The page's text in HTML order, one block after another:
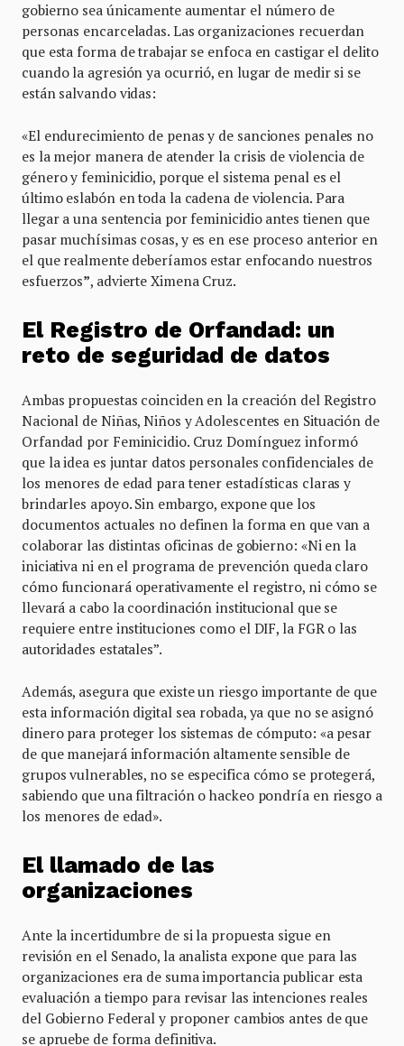
gobierno sea únicamente aumentar el número de
personas encarceladas. Las organizaciones recuerdan
que esta forma de trabajar se enfoca en castigar el delito
cuando la agresión ya ocurrió, en lugar de medir si se
están salvando vidas:
«El endurecimiento de penas y de sanciones penales no
es la mejor manera de atender la crisis de violencia de
género y feminicidio, porque el sistema penal es el
último eslabón en toda la cadena de violencia. Para
llegar a una sentencia por feminicidio antes tienen que
pasar muchísimas cosas, y es en ese proceso anterior en
el que realmente deberíamos estar enfocando nuestros
esfuerzos”, advierte Ximena Cruz.
El Registro de Orfandad: un
reto de seguridad de datos
Ambas propuestas coinciden en la creación del Registro
Nacional de Niñas, Niños y Adolescentes en Situación de
Orfandad por Feminicidio. Cruz Domínguez informó
que la idea es juntar datos personales confidenciales de
los menores de edad para tener estadísticas claras y
brindarles apoyo. Sin embargo, expone que los
documentos actuales no definen la forma en que van a
colaborar las distintas oficinas de gobierno: «Ni en la
iniciativa ni en el programa de prevención queda claro
cómo funcionará operativamente el registro, ni cómo se
llevará a cabo la coordinación institucional que se
requiere entre instituciones como el DIF, la FGR o las
autoridades estatales”.
Además, asegura que existe un riesgo importante de que
esta información digital sea robada, ya que no se asignó
dinero para proteger los sistemas de cómputo: «a pesar
de que manejará información altamente sensible de
grupos vulnerables, no se especifica cómo se protegerá,
sabiendo que una filtración o hackeo pondría en riesgo a
los menores de edad».
El llamado de las
organizaciones
Ante la incertidumbre de si la propuesta sigue en
revisión en el Senado, la analista expone que para las
organizaciones era de suma importancia publicar esta
evaluación a tiempo para revisar las intenciones reales
del Gobierno Federal y proponer cambios antes de que
se apruebe de forma definitiva.